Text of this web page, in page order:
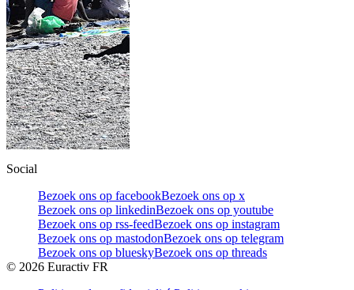
Social
Bezoek ons op facebookBezoek ons op x
Bezoek ons op linkedinBezoek ons op youtube
Bezoek ons op rss-feedBezoek ons op instagram
Bezoek ons op mastodonBezoek ons op telegram
Bezoek ons op blueskyBezoek ons op threads
© 2026 Euractiv FR